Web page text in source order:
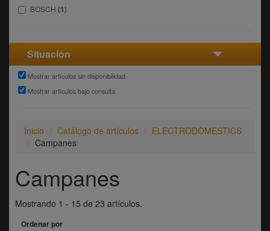
BOSCH (1)
Situación
Mostrar artículos sin disponibilidad
Mostrar artículos bajo consulta
Inicio Catálogo de artículos
ELECTRODOMESTICS
Campanes
Campanes
Mostrando 1 - 15 de 23 artículos.
Ordenar por